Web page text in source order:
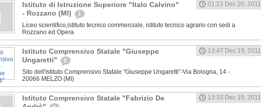
Istituto di Istruzione Superiore "Italo Calvino"
- Rozzano (MI)
1
01:23 Dec 20, 2011
Liceo scientifico,istituto tecnico commerciale, istituto tecnico agrario con sedi a
Rozzano ed Opera
Istituto Comprensivo Statale "Giuseppe
Ungaretti"
0
13:47 Dec 19, 2011
Sito dell'Istituto Comprensivo Statale "Giuseppe Ungaretti"-Via Bologna, 14 -
20066 MELZO (MI)
Istituto Comprensivo Statale "Fabrizio De
13:33 Dec 19, 2011